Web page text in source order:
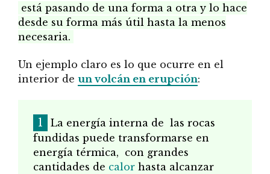
está pasando de una forma a otra y lo hace
desde su forma más útil hasta la menos
necesaria.
Un ejemplo claro es lo que ocurre en el
interior de un volcán en erupción:
La energía interna de las rocas
fundidas puede transformarse en
energía térmica, con grandes
cantidades de calor hasta alcanzar